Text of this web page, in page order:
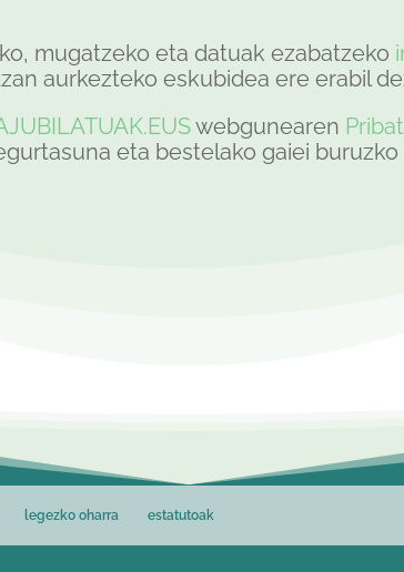
mugatzeko eta datuak ezabatzeko
aurkezteko eskubidea ere erabil
webgunearen
eta bestelako gaiei
legezko oharra estatutoak